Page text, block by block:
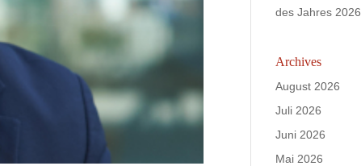
des Jahres 2026
Archives
August 2026
Juli 2026
Juni 2026
Mai 2026